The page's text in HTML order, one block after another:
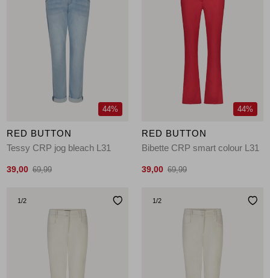
44%
RED BUTTON
Tessy CRP jog bleach L31
39,00 69,99
44%
RED BUTTON
Bibette CRP smart colour L31
39,00 69,99
1/2 1/2